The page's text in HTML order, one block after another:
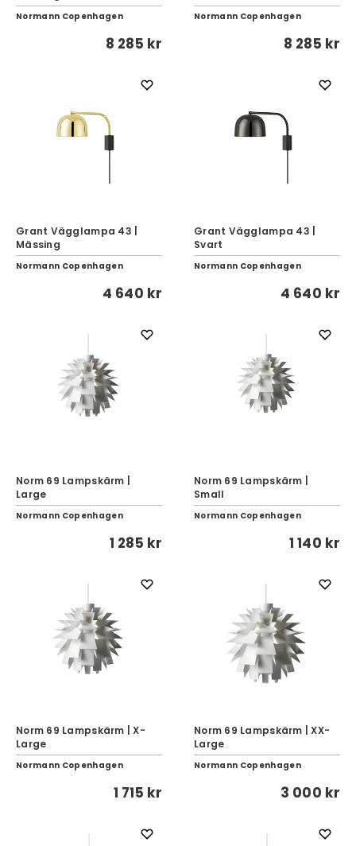
Normann Copenhagen
8 285 kr
Normann Copenhagen
8 285 kr
Grant Vägglampa 43 |
Mässing
Normann Copenhagen
4 640 kr
Grant Vägglampa 43 |
Svart
Normann Copenhagen
4 640 kr
Norm 69 Lampskärm |
Large
Normann Copenhagen
1 285 kr
Norm 69 Lampskärm |
Small
Normann Copenhagen
1 140 kr
Norm 69 Lampskärm | X-
Large
Normann Copenhagen
1 715 kr
Norm 69 Lampskärm | XX-
Large
Normann Copenhagen
3 000 kr